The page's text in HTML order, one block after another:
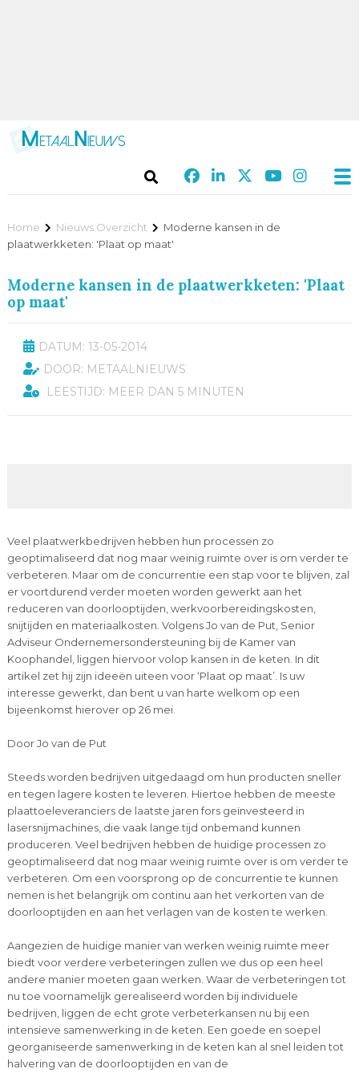
Home Nieuws Overzicht
Moderne kansen in de
plaatwerkketen: 'Plaat op maat'
Moderne kansen in de plaatwerkketen: 'Plaat
op maat'
DATUM: 13-05-2014
DOOR: METAALNIEUWS
LEESTIJD: MEER DAN 5 MINUTEN
Veel plaatwerkbedrijven hebben hun processen zo
geoptimaliseerd dat nog maar weinig ruimte over is om verder te
verbeteren. Maar om de concurrentie een stap voor te blijven, zal
er voortdurend verder moeten worden gewerkt aan het
reduceren van doorlooptijden, werkvoorbereidingskosten,
snijtijden en materiaalkosten. Volgens Jo van de Put, Senior
Adviseur Ondernemersondersteuning bij de Kamer van
Koophandel, liggen hiervoor volop kansen in de keten. In dit
artikel zet hij zijn ideeën uiteen voor ‘Plaat op maat’. Is uw
interesse gewerkt, dan bent u van harte welkom op een
bijeenkomst hierover op 26 mei.
Door Jo van de Put
Steeds worden bedrijven uitgedaagd om hun producten sneller
en tegen lagere kosten te leveren. Hiertoe hebben de meeste
plaattoeleveranciers de laatste jaren fors geïnvesteerd in
lasersnijmachines, die vaak lange tijd onbemand kunnen
produceren. Veel bedrijven hebben de huidige processen zo
geoptimaliseerd dat nog maar weinig ruimte over is om verder te
verbeteren. Om een voorsprong op de concurrentie te kunnen
nemen is het belangrijk om continu aan het verkorten van de
doorlooptijden en aan het verlagen van de kosten te werken.
Aangezien de huidige manier van werken weinig ruimte meer
biedt voor verdere verbeteringen zullen we dus op een heel
andere manier moeten gaan werken. Waar de verbeteringen tot
nu toe voornamelijk gerealiseerd worden bij individuele
bedrijven, liggen de echt grote verbeterkansen nu bij een
intensieve samenwerking in de keten. Een goede en soepel
georganiseerde samenwerking in de keten kan al snel leiden tot
halvering van de doorlooptijden en van de